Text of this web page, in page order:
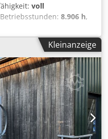
voll
8.906 h,
mm
Triplex, Bauhöhe:3.500
Diesel,
Masttyp: Triplex
Zustand
Luft Bereifung hinten
Beschreibung:
höhenverstellbare
2400 mm 3. Ventil, 4.
Arbeitsscheinwerfer
Vollfreihub, LED,
Kleinanzeige